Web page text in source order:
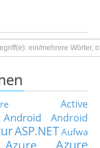
Active
Android
Android
ASP.NETAufwa
Azure
Azure